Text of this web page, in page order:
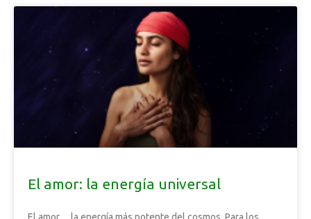
El amor: la energía universal